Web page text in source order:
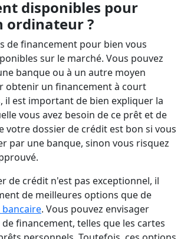
disponibles pour
ordinateur ?
de financement pour bien vous
sur le marché. Vous pouvez
banque ou à un autre moyen
obtenir un financement à court
il est important de bien expliquer la
vous avez besoin de ce prêt et de
votre dossier de crédit est bon si vous
par une banque, sinon vous risquez
de crédit n'est pas exceptionnel, il
de meilleures options que de
. Vous pouvez envisager
financement, telles que les cartes